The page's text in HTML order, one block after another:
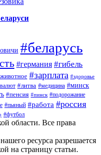
#беларусь
#германия #гибель
#зарплата #здоровье
#литва #медицина #минск
#пенсия #пинск #подорожание
#пьяный #работа #россия
#футбол
области. Все права
ресурса разрешается
на страницу статьи.